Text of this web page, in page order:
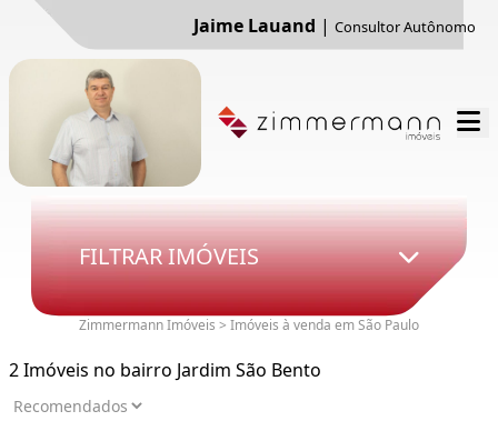
Jaime Lauand | Consultor Autônomo
FILTRAR IMÓVEIS
Zimmermann Imóveis > Imóveis à venda em São Paulo
2 Imóveis no bairro Jardim São Bento